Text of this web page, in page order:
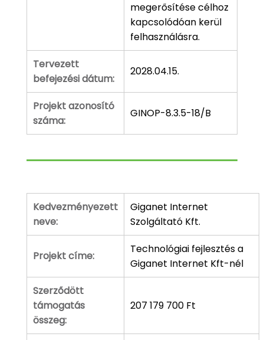
megerősítése célhoz
kapcsolódóan kerül
felhasználásra.
Tervezett
befejezési dátum:
2028.04.15.
Projekt azonosító
száma:
GINOP-8.3.5-18/B
Kedvezményezett
neve:
Giganet Internet
Szolgáltató Kft.
Projekt címe:
Technológiai fejlesztés a
Giganet Internet Kft-nél
Szerződött
támogatás
összeg:
207 179 700 Ft